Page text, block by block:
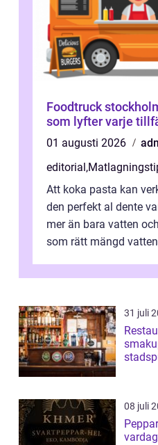
Foodtruck stockholm krogmat på
som lyfter varje
01 augusti 2026
editorial,
Att koka pasta kan
den perfekt al dente
mer än bara vatten
som rätt mängd
31 juli
08 juli